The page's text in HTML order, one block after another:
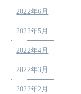
2022年6月
2022年5月
2022年4月
2022年3月
2022年2月